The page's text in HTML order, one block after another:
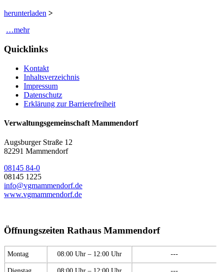
herunterladen >
…mehr
Quicklinks
Kontakt
Inhaltsverzeichnis
Impressum
Datenschutz
Erklärung zur Barrierefreiheit
Verwaltungsgemeinschaft Mammendorf
Augsburger Straße 12
82291 Mammendorf
08145 84-0
08145 1225
info@vgmammendorf.de
www.vgmammendorf.de
Öffnungszeiten Rathaus Mammendorf
Montag 08:00 Uhr – 12:00 Uhr ---
Dienstag 08:00 Uhr – 12:00 Uhr ---